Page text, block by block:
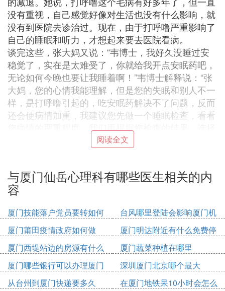
没有重视，自己感觉好像对生活也没有什么影响，就
没有到医院去诊治过。现在，由于打呼噜严重影响了
自己的睡眠和听力，才想起来要去医院看病。
谈完这些，张大妈又说：“韦博士，我好久没睡过安
稳觉了，实在是太难受了，你就给我开点安眠药吧，
无论如何今晚也要让我睡着啊！”韦博士解释说：“张
大妈，您的心情我能理解，但是您的失眠和别人不一
样，是打呼噜引起的，吃安眠药解决不了问题，反而
还会使病情加重，我建议您先做一个睡眠检查，看看
您病情的严重程度，我们再根据您检查的结果，选择
最适合您的治疗方法，您看好吗？”张大妈同意了，
当晚就在仙乐医院做了多导睡眠监测。
常糟糕，在床上躺了八九个小时，但有效的睡眠时间
才四个小时。因为打鼾，她没办法进入深睡眠，几乎
醒来很多次。有时半夜被憋醒后就很难再次入睡了，
要花一两个小时再能勉强睡着。她夜里打鼾的时间占
整夜睡眠时间的百分之四十五，而且鼾声如雷，还很
多次出现了呼吸暂停的现象。韦医生说，像张大妈这
样的老年女性，因为打呼噜而失眠的人不在少数，需
要引起大家的重视。
阅读全文
与厦门仙岳心理科有哪些医生相关的内
容
厦门技能落户党员要转如何
办理
台风哪里登陆会影响厦门机
场
厦门莆田疫情政府如何做
厦门明达附近有什么免费停
车位
厦门西堤站边的房源有什么
厦门蔬菜种植在哪里
厦门哪些银行可以办理厦门
市民卡
深圳厦门北京哪个最大
从台州到厦门快递要多久
在厦门地铁呆10小时会怎么